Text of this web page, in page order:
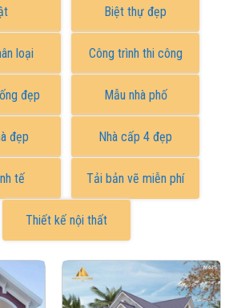
Biệt thự đẹp
loại Công trình thi công
đẹp Mẫu nhà phố
đẹp Nhà cấp 4 đẹp
tế Tải bản vẽ miễn phí
Thiết kế nội thất